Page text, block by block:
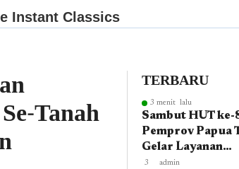
Tanah
TERBARU
3 menit lalu
Sambut HUT ke-
Pemprov Papua
Gelar Layanan
Adminduk Gratis
3 admin